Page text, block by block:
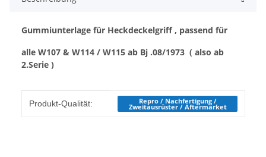
Gummiunterlage für Heckdeckelgriff , passend für
alle W107 & W114 / W115 ab Bj .08/1973 ( also ab
2.Serie )
Produkteigenschaft
Wert
Produkt-Qualität: Repro / Nachfertigung /
Zweitausrüster / Aftermarket